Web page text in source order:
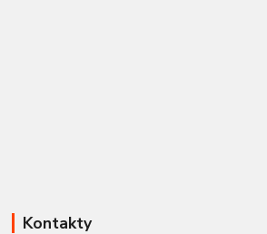
Kontakty